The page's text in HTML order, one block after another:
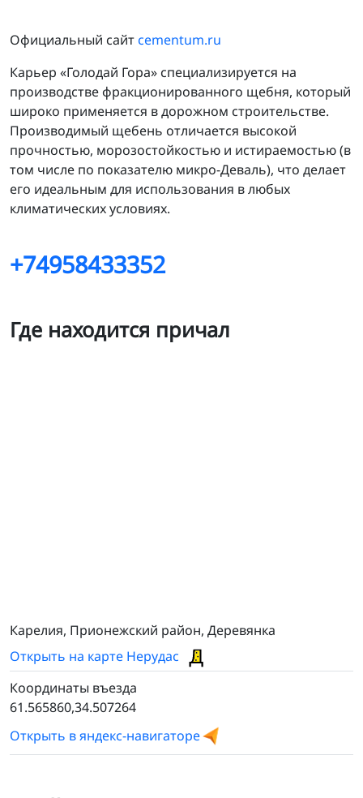
Официальный сайт cementum.ru
Карьер «Голодай Гора» специализируется на
производстве фракционированного щебня, который
широко применяется в дорожном строительстве.
Производимый щебень отличается высокой
прочностью, морозостойкостью и истираемостью (в
том числе по показателю микро-Деваль), что делает
его идеальным для использования в любых
климатических условиях.
+74958433352
Где находится причал
Карелия, Прионежский район, Деревянка
Открыть на карте Нерудас
Координаты въезда
61.565860,34.507264
Открыть в яндекс-навигаторе